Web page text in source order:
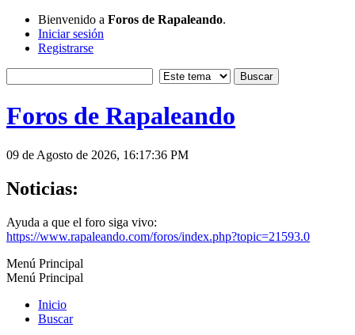
Bienvenido a Foros de Rapaleando.
Iniciar sesión
Registrarse
Foros de Rapaleando
09 de Agosto de 2026, 16:17:36 PM
Noticias:
Ayuda a que el foro siga vivo:
https://www.rapaleando.com/foros/index.php?topic=21593.0
Menú Principal
Menú Principal
Inicio
Buscar